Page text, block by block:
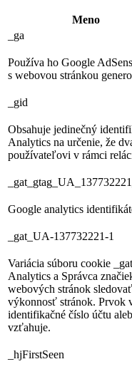
Meno
_ga
Používa ho Google
s webovou stránkou
_gid
Obsahuje jedinečný
Analytics na určenie, že
používateľovi v rámci
Google analytics
_gat_UA-137732221-1
Variácia súboru cookie
Analytics a Správca
webových stránok
výkonnosť stránok. Prvok
identifikačné číslo účtu
vzťahuje.
_hjFirstSeen